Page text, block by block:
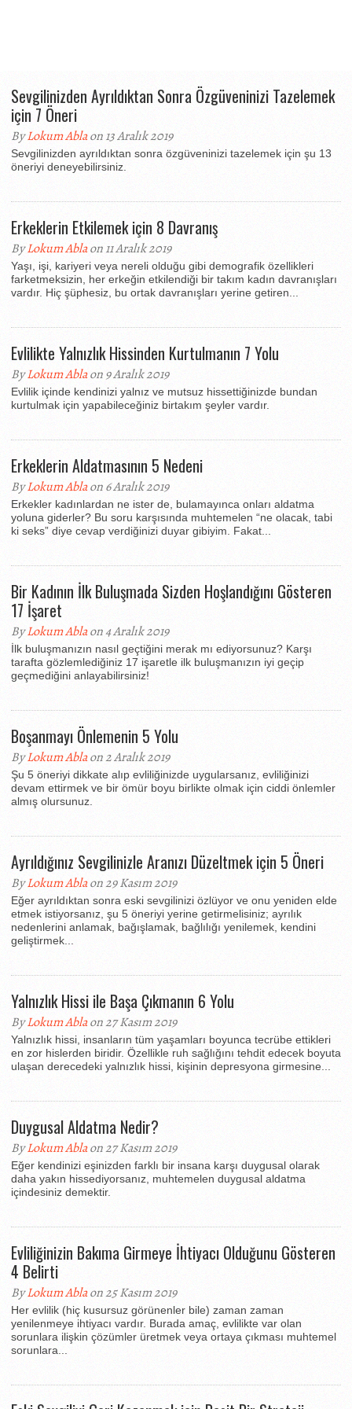
Sevgilinizden Ayrıldıktan Sonra Özgüveninizi Tazelemek
için 7 Öneri
ByLokum Ablaon 13 Aralık 2019
Sevgilinizden ayrıldıktan sonra özgüveninizi tazelemek için şu 13
öneriyi deneyebilirsiniz.
Erkeklerin Etkilemek için 8 Davranış
ByLokum Ablaon 11 Aralık 2019
Yaşı, işi, kariyeri veya nereli olduğu gibi demografik özellikleri
farketmeksizin, her erkeğin etkilendiği bir takım kadın davranışları
vardır. Hiç şüphesiz, bu ortak davranışları yerine getiren...
Evlilikte Yalnızlık Hissinden Kurtulmanın 7 Yolu
ByLokum Ablaon 9 Aralık 2019
Evlilik içinde kendinizi yalnız ve mutsuz hissettiğinizde bundan
kurtulmak için yapabileceğiniz birtakım şeyler vardır.
Erkeklerin Aldatmasının 5 Nedeni
ByLokum Ablaon 6 Aralık 2019
Erkekler kadınlardan ne ister de, bulamayınca onları aldatma
yoluna giderler? Bu soru karşısında muhtemelen “ne olacak, tabi
ki seks” diye cevap verdiğinizi duyar gibiyim. Fakat...
Bir Kadının İlk Buluşmada Sizden Hoşlandığını Gösteren
17 İşaret
ByLokum Ablaon 4 Aralık 2019
İlk buluşmanızın nasıl geçtiğini merak mı ediyorsunuz? Karşı
tarafta gözlemlediğiniz 17 işaretle ilk buluşmanızın iyi geçip
geçmediğini anlayabilirsiniz!
Boşanmayı Önlemenin 5 Yolu
ByLokum Ablaon 2 Aralık 2019
Şu 5 öneriyi dikkate alıp evliliğinizde uygularsanız, evliliğinizi
devam ettirmek ve bir ömür boyu birlikte olmak için ciddi önlemler
almış olursunuz.
Ayrıldığınız Sevgilinizle Aranızı Düzeltmek için 5 Öneri
ByLokum Ablaon 29 Kasım 2019
Eğer ayrıldıktan sonra eski sevgilinizi özlüyor ve onu yeniden elde
etmek istiyorsanız, şu 5 öneriyi yerine getirmelisiniz; ayrılık
nedenlerini anlamak, bağışlamak, bağlılığı yenilemek, kendini
geliştirmek...
Yalnızlık Hissi ile Başa Çıkmanın 6 Yolu
ByLokum Ablaon 27 Kasım 2019
Yalnızlık hissi, insanların tüm yaşamları boyunca tecrübe ettikleri
en zor hislerden biridir. Özellikle ruh sağlığını tehdit edecek boyuta
ulaşan derecedeki yalnızlık hissi, kişinin depresyona girmesine...
Duygusal Aldatma Nedir?
ByLokum Ablaon 27 Kasım 2019
Eğer kendinizi eşinizden farklı bir insana karşı duygusal olarak
daha yakın hissediyorsanız, muhtemelen duygusal aldatma
içindesiniz demektir.
Evliliğinizin Bakıma Girmeye İhtiyacı Olduğunu Gösteren
4 Belirti
ByLokum Ablaon 25 Kasım 2019
Her evlilik (hiç kusursuz görünenler bile) zaman zaman
yenilenmeye ihtiyacı vardır. Burada amaç, evlilikte var olan
sorunlara ilişkin çözümler üretmek veya ortaya çıkması muhtemel
sorunlara...